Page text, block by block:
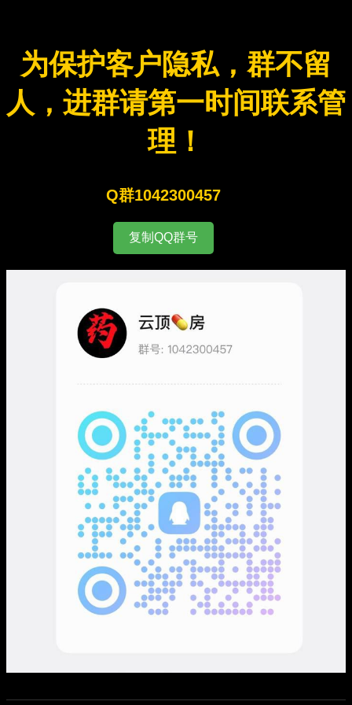
为保护客户隐私，群不留
人，进群请第一时间联系管
理！
Q群1042300457
复制QQ群号